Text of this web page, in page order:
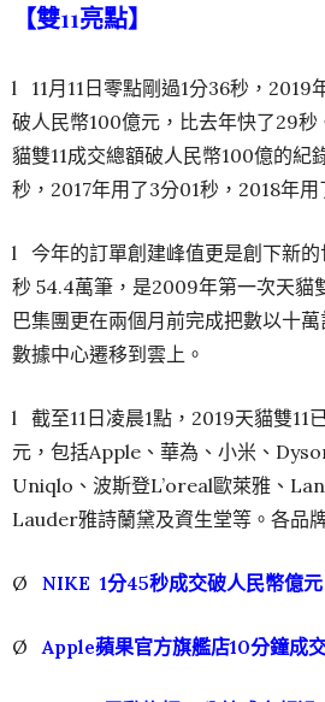
【雙11亮點】
l 11月11日零點剛過1分36秒，2019
破人民幣100億元，比去年快了29秒
貓雙11成交總額破人民幣100億的紀
秒，2017年用了3分01秒，2018年用
l 今年的訂單創建峰值更是創下新的
秒 54.4萬筆，是2009年第一次天貓
巴集團更在兩個月前完成把數以十
數據中心遷移到雲上。
l 截至11日凌晨1點，2019天貓雙11
元，包括Apple、華為、小米、
Uniqlo、波斯登L’oreal歐萊雅、
Lauder雅詩蘭黛及資生堂等。各品
Ø NIKE 1分45秒成交破人民幣億元
Ø Apple蘋果官方旗艦店10分鐘成